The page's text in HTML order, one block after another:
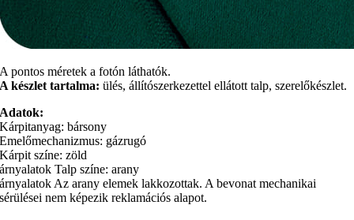
A pontos méretek a fotón láthatók.
A készlet tartalma: ülés, állítószerkezettel ellátott talp, szerelőkészlet.
Adatok:
Kárpitanyag: bársony
Emelőmechanizmus: gázrugó
Kárpit színe: zöld
árnyalatok Talp színe: arany
árnyalatok Az arany elemek lakkozottak. A bevonat mechanikai
sérülései nem képezik reklamációs alapot.